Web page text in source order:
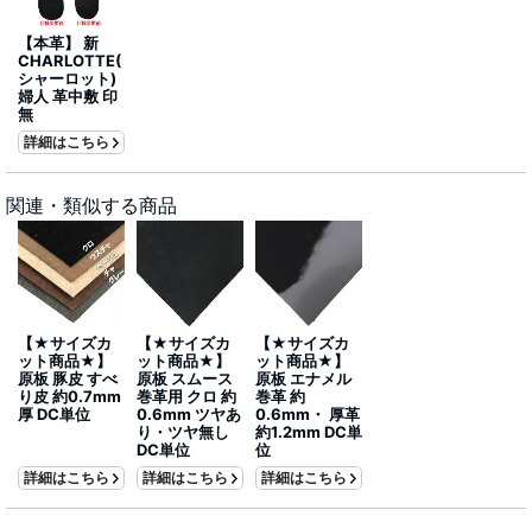
【本革】 新
CHARLOTTE(
シャーロット)
婦人 革中敷 印
無
詳細はこちら
関連・類似する商品
【★サイズカ
ット商品★】
原板 豚皮 すべ
り皮 約0.7mm
厚 DC単位
詳細はこちら
【★サイズカ
ット商品★】
原板 スムース
巻革用 クロ 約
0.6mm ツヤあ
り・ツヤ無し
DC単位
詳細はこちら
【★サイズカ
ット商品★】
原板 エナメル
巻革 約
0.6mm・ 厚革
約1.2mm DC単
位
詳細はこちら